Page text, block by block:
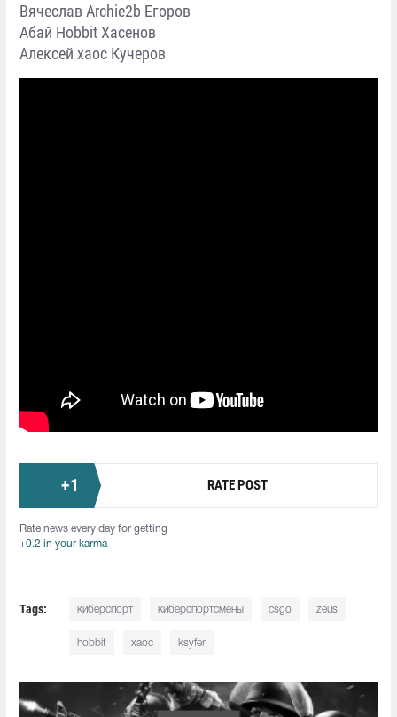
Вячеслав Archie2b Егоров
Абай Hobbit Хасенов
Алексей xaoc Кучеров
+1 RATE POST
Rate news every day for getting
+0.2 in your karma
Tags: киберспорт киберспортсмены csgo zeus
hobbit xaoc ksyfer